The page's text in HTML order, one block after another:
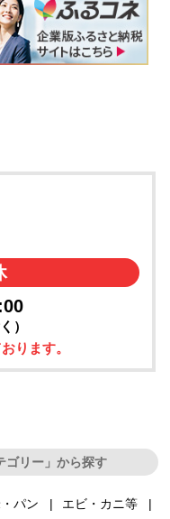
）
ります。
ゴリー」から探す
パン
エビ・カニ等